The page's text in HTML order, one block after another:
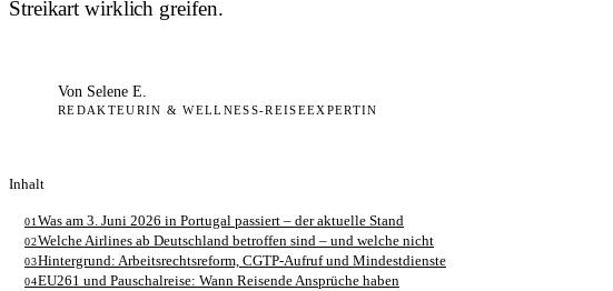
Streikart wirklich greifen.
Von Selene E.
REDAKTEURIN & WELLNESS-REISEEXPERTIN
Inhalt
01 Was am 3. Juni 2026 in Portugal passiert – der aktuelle Stand
02Welche Airlines ab Deutschland betroffen sind – und welche nicht
03Hintergrund: Arbeitsrechtsreform, CGTP-Aufruf und Mindestdienste
04EU261 und Pauschalreise: Wann Reisende Ansprüche haben